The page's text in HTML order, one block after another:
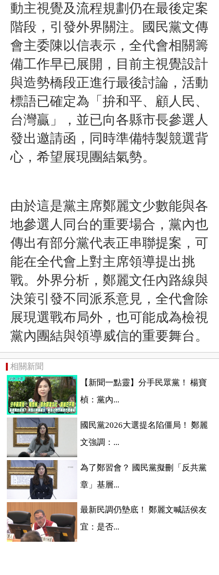
動主視覺及流程規劃仍在最後定案
階段，引發外界關注。國民黨文傳
會主委陳以信表示，全代會相關籌
備工作早已展開，目前主視覺設計
與造勢橋段正進行最後討論，活動
標語已確定為「拚和平、顧人民、
台灣贏」，並已向各縣市長參選人
發出邀請函，同時準備特製競選背
心，希望展現團結氣勢。
由於這是黨主席鄭麗文少數能與各
地參選人同台的重要場合，黨內也
傳出有部分黨代表正串聯提案，可
能在全代會上對主席領導提出挑
戰。外界分析，鄭麗文任內路線與
決策引發不同派系意見，全代會除
展現選戰布局外，也可能成為檢視
黨內團結與領導威信的重要舞台。
相關新聞
【新聞一點靈】分手民眾黨！ 楊寶
楨：黨內...
國民黨2026大選提名陷僵局！ 鄭麗
文強調：...
為了鄭習會？ 國民黨擬刪「反共黨
章」基層...
最新民調仍墊底！ 鄭麗文喊話侯友
宜：是否...